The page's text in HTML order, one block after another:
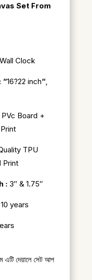
Set From
Clock
“16?22 inch“,
PVc Board +
Print
TPU
Print
: 3″ & 1.75″
years
এটি দেয়ালে সেট আপ